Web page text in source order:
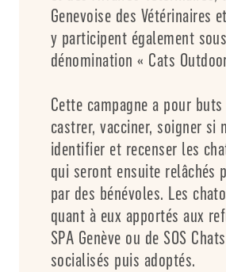
Genevoise des Vétérinaires
y participent également
dénomination « Cats
Cette campagne a pour
castrer, vacciner, soigner si
identifier et recenser les
qui seront ensuite relâchés
par des bénévoles. Les
quant à eux apportés aux
SPA Genève ou de SOS
socialisés puis adoptés.